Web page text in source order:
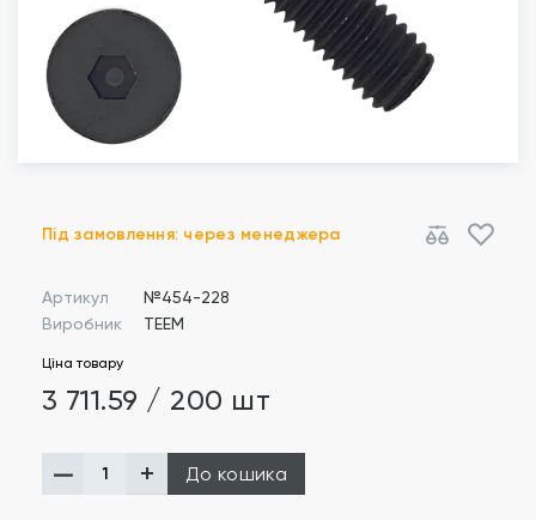
Під замовлення: через менеджера
Артикул
№454-228
Виробник
TEEM
Ціна товару
3 711.59 / 200 шт
До кошика